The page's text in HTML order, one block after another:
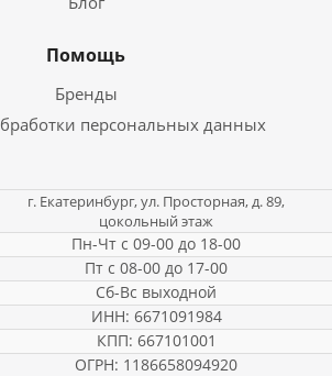
Помощь
Бренды
персональных данных
г. Екатеринбург, ул. Просторная, д. 89,
цокольный этаж
Пн-Чт с 09-00 до 18-00
Пт с 08-00 до 17-00
Сб-Вс выходной
ИНН: 6671091984
КПП: 667101001
ОГРН: 1186658094920